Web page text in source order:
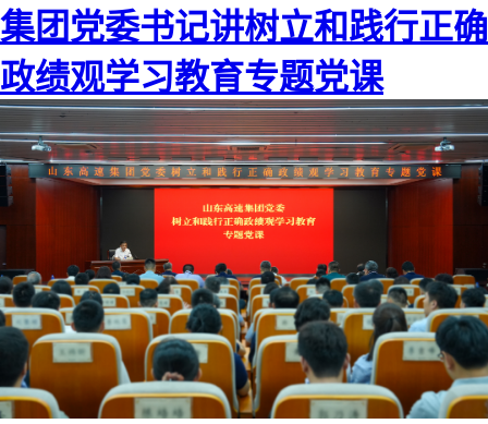
集团党委书记讲树立和践行正确
政绩观学习教育专题党课